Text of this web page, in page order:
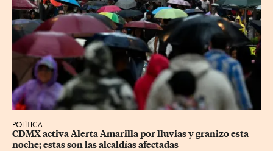
POLÍTICA
CDMX activa Alerta Amarilla por lluvias y granizo esta
noche; estas son las alcaldías afectadas